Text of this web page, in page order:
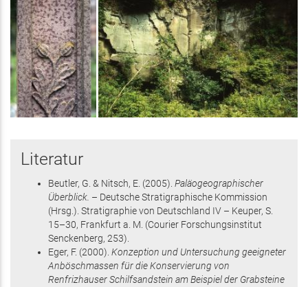
Literatur
Beutler, G. & Nitsch, E. (2005). Paläogeographischer
Überblick. – Deutsche Stratigraphische Kommission
(Hrsg.). Stratigraphie von Deutschland IV – Keuper, S.
15–30, Frankfurt a. M. (Courier Forschungsinstitut
Senckenberg, 253).
Eger, F. (2000). Konzeption und Untersuchung geeigneter
Anböschmassen für die Konservierung von
Renfrizhauser Schilfsandstein am Beispiel der Grabsteine